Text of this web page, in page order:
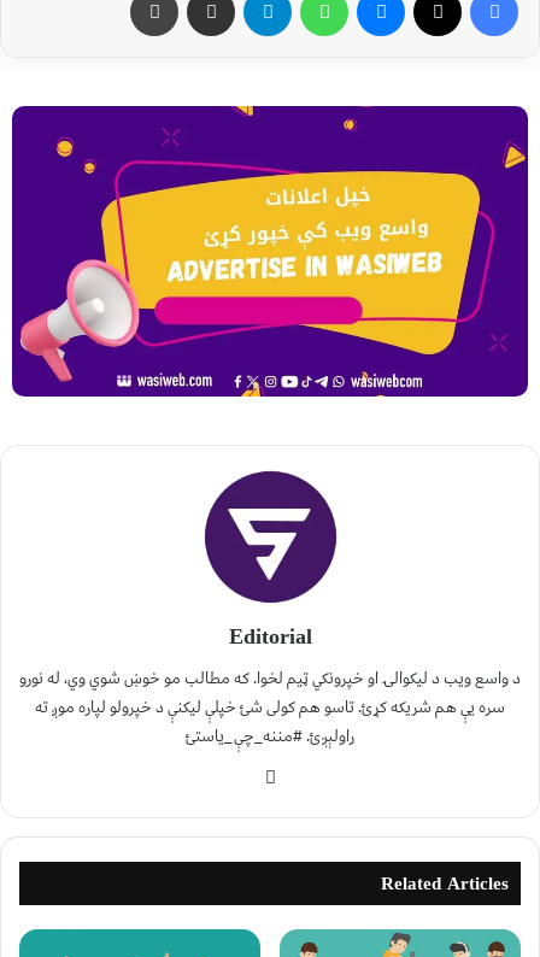
Editorial
د واسع ویب د لیکوالۍ او خپرونکي ټیم لخوا. که مطالب مو خوښ شوي وي، له نورو
سره یې هم شریکه کړئ. تاسو هم کولی شئ خپلې لیکنې د خپرولو لپاره موږ ته
راولېږئ. #مننه_چې_یاستئ
Related Articles